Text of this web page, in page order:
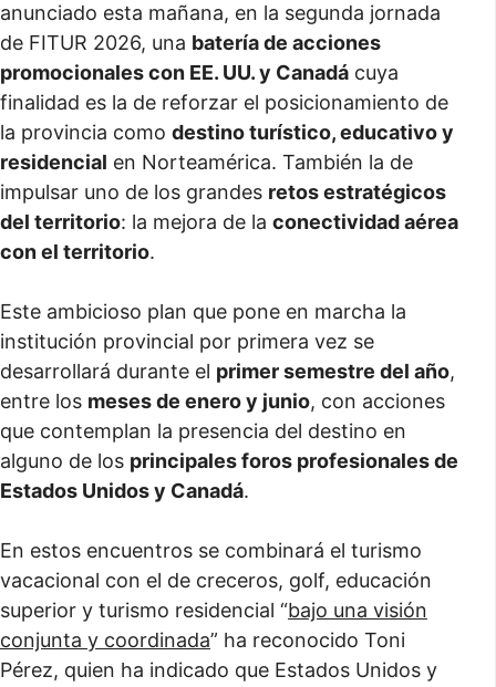
anunciado esta mañana, en la segunda jornada
de FITUR 2026, una batería de acciones
promocionales con EE. UU. y Canadá cuya
finalidad es la de reforzar el posicionamiento de
la provincia como destino turístico, educativo y
residencial en Norteamérica. También la de
impulsar uno de los grandes retos estratégicos
del territorio: la mejora de la conectividad aérea
con el territorio.
Este ambicioso plan que pone en marcha la
institución provincial por primera vez se
desarrollará durante el primer semestre del año,
entre los meses de enero y junio, con acciones
que contemplan la presencia del destino en
alguno de los principales foros profesionales de
Estados Unidos y Canadá.
En estos encuentros se combinará el turismo
vacacional con el de creceros, golf, educación
superior y turismo residencial “bajo una visión
conjunta y coordinada” ha reconocido Toni
Pérez, quien ha indicado que Estados Unidos y